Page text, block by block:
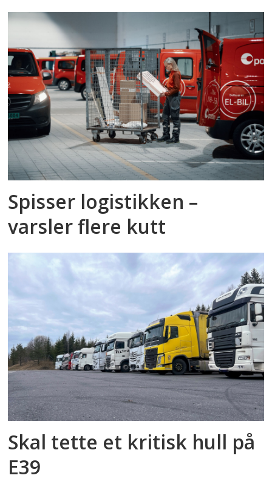
Spisser logistikken –
varsler flere kutt
Skal tette et kritisk hull på
E39